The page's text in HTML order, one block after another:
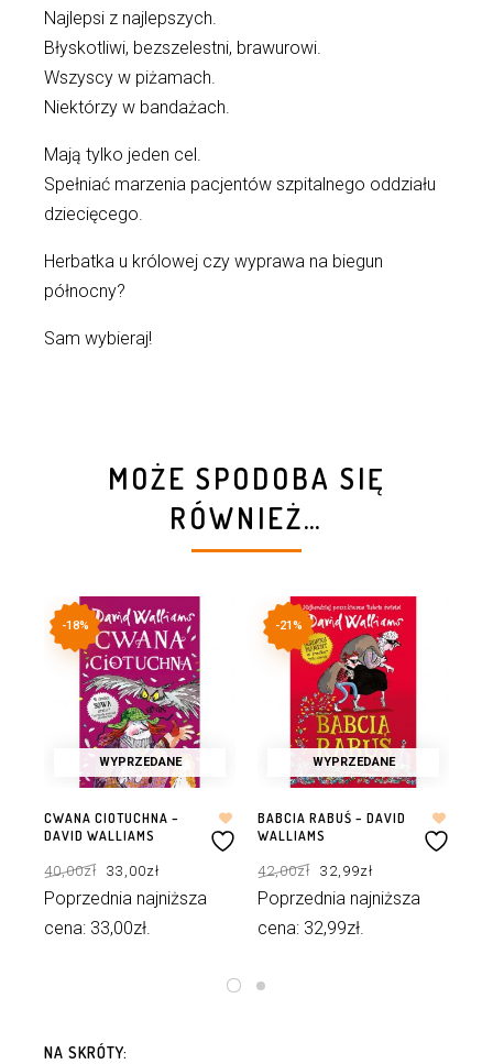
Najlepsi z najlepszych.
Błyskotliwi, bezszelestni, brawurowi.
Wszyscy w piżamach.
Niektórzy w bandażach.
Mają tylko jeden cel.
Spełniać marzenia pacjentów szpitalnego oddziału
dziecięcego.
Herbatka u królowej czy wyprawa na biegun
północny?
Sam wybieraj!
MOŻE SPODOBA SIĘ
RÓWNIEŻ…
WYPRZEDANE
-18%
CWANA CIOTUCHNA –
DAVID WALLIAMS
40,00zł cena
wynosiła:
40,00zł.
33,00złcena
33,00zł.
Poprzednia najniższa
cena: 33,00zł.
WYPRZEDANE
-21%
BABCIA RABUŚ – DAVID
WALLIAMS
42,00zł cena
wynosiła:
42,00zł.
32,99złcena
32,99zł.
Poprzednia najniższa
cena: 32,99zł.
NA SKRÓTY: